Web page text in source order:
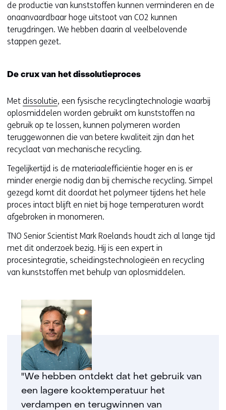
de productie van kunststoffen kunnen verminderen en de
onaanvaardbaar hoge uitstoot van CO2 kunnen
terugdringen. We hebben daarin al veelbelovende
stappen gezet.
De crux van het dissolutieproces
Met dissolutie, een fysische recyclingtechnologie waarbij
oplosmiddelen worden gebruikt om kunststoffen na
gebruik op te lossen, kunnen polymeren worden
teruggewonnen die van betere kwaliteit zijn dan het
recyclaat van mechanische recycling.
Tegelijkertijd is de materiaalefficiëntie hoger en is er
minder energie nodig dan bij chemische recycling. Simpel
gezegd komt dit doordat het polymeer tijdens het hele
proces intact blijft en niet bij hoge temperaturen wordt
afgebroken in monomeren.
TNO Senior Scientist Mark Roelands houdt zich al lange tijd
met dit onderzoek bezig. Hij is een expert in
procesintegratie, scheidingstechnologieën en recycling
van kunststoffen met behulp van oplosmiddelen.
"We hebben ontdekt dat het gebruik van
een lagere kooktemperatuur het
verdampen en terugwinnen van